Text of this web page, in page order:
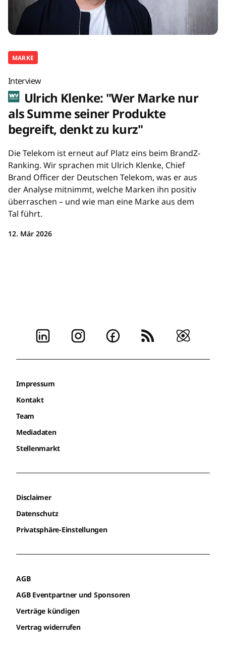
MARKE
Interview
Ulrich Klenke: "Wer Marke nur
als Summe seiner Produkte
begreift, denkt zu kurz"
Die Telekom ist erneut auf Platz eins beim BrandZ-
Ranking. Wir sprachen mit Ulrich Klenke, Chief
Brand Officer der Deutschen Telekom, was er aus
der Analyse mitnimmt, welche Marken ihn positiv
überraschen – und wie man eine Marke aus dem
Tal führt.
12. Mär 2026
Impressum
Kontakt
Team
Mediadaten
Stellenmarkt
Disclaimer
Datenschutz
Privatsphäre-Einstellungen
AGB
AGB Eventpartner und Sponsoren
Verträge kündigen
Vertrag widerrufen